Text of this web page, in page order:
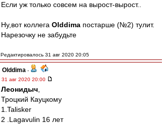
Если уж только совсем на вырост-вырост..
Ну,вот коллега Olddima постарше (№2) тулит.
Нарезочку не забудьте
Редактировалось 31 авг 2020 20:05
Olddima -
31 авг 2020 20:00
Леонидыч
Троцкий Кауцкому
1.Talisker
2 .Lagavulin 16 лет